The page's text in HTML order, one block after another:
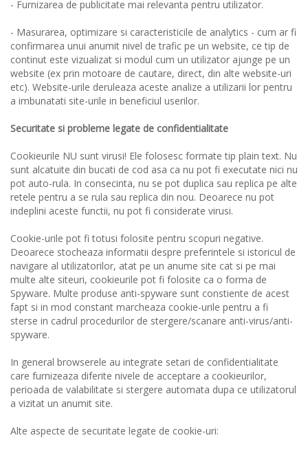
- Furnizarea de publicitate mai relevanta pentru utilizator.
- Masurarea, optimizare si caracteristicile de analytics - cum ar fi
confirmarea unui anumit nivel de trafic pe un website, ce tip de
continut este vizualizat si modul cum un utilizator ajunge pe un
website (ex prin motoare de cautare, direct, din alte website-uri
etc). Website-urile deruleaza aceste analize a utilizarii lor pentru
a imbunatati site-urile in beneficiul userilor.
Securitate si probleme legate de confidentialitate
Cookieurile NU sunt virusi! Ele folosesc formate tip plain text. Nu
sunt alcatuite din bucati de cod asa ca nu pot fi executate nici nu
pot auto-rula. In consecinta, nu se pot duplica sau replica pe alte
retele pentru a se rula sau replica din nou. Deoarece nu pot
indeplini aceste functii, nu pot fi considerate virusi.
Cookie-urile pot fi totusi folosite pentru scopuri negative.
Deoarece stocheaza informatii despre preferintele si istoricul de
navigare al utilizatorilor, atat pe un anume site cat si pe mai
multe alte siteuri, cookieurile pot fi folosite ca o forma de
Spyware. Multe produse anti-spyware sunt constiente de acest
fapt si in mod constant marcheaza cookie-urile pentru a fi
sterse in cadrul procedurilor de stergere/scanare anti-virus/anti-
spyware.
In general browserele au integrate setari de confidentialitate
care furnizeaza diferite nivele de acceptare a cookieurilor,
perioada de valabilitate si stergere automata dupa ce utilizatorul
a vizitat un anumit site.
Alte aspecte de securitate legate de cookie-uri: